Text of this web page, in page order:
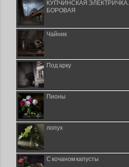
КУПЧИНСКАЯ ЭЛЕКТРИЧКА.
БОРОВАЯ
Чайник
Под арку
Пионы
лопух
С кочаном капусты